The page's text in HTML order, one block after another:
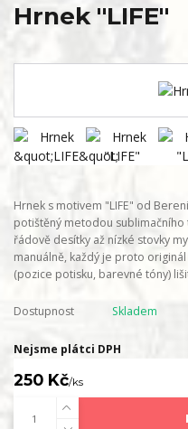
Hrnek "LIFE"
Hrnek s motivem "LIFE" od
potištěný metodou
řádově desítky až nízké stovky
manuálně, každý je proto
(pozice potisku, barevné tóny)
Dostupnost Skladem
Nejsme plátci DPH
250 Kč/ks